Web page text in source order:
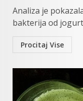
Analiza je
bakterija od
Procitaj Vise